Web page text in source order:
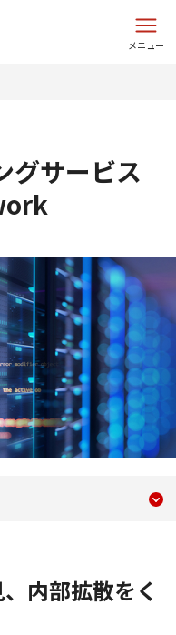
メニュー
グサービス
ットハンティングサ
内部拡散をく